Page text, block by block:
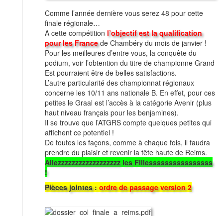
Comme l’année dernière vous serez 48 pour cette
finale régionale…
A cette compétition l’objectif est la qualification
pour les Francede Chambéry du mois de janvier !
Pour les meilleures d’entre vous, la conquête du
podium, voir l’obtention du titre de championne Grand
Est pourraient être de belles satisfactions.
L’autre particularité des championnat régionaux
concerne les 10/11 ans nationale B. En effet, pour ces
petites le Graal est l’accès à la catégorie Avenir (plus
haut niveau français pour les benjamines).
Il se trouve que l’ATGRS compte quelques petites qui
affichent ce potentiel !
De toutes les façons, comme à chaque fois, il faudra
prendre du plaisir et revenir la tête haute de Reims.
Allezzzzzzzzzzzzzzzzzz les Fillessssssssssssssss
!
Pièces jointes : ordre de passage version 2